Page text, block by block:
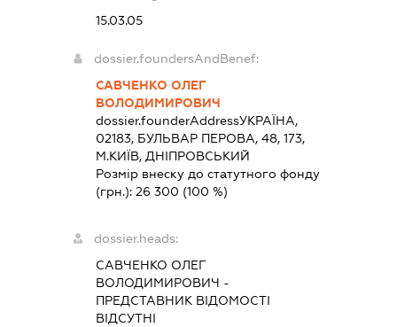
15.03.05
dossier.foundersAndBenef:
САВЧЕНКО ОЛЕГ
ВОЛОДИМИРОВИЧ
dossier.founderAddressУКРАЇНА,
02183, БУЛЬВАР ПЕРОВА, 48, 173,
М.КИЇВ, ДНІПРОВСЬКИЙ
Розмір внеску до статутного фонду
(грн.):26 300 (100 %)
dossier.heads:
САВЧЕНКО ОЛЕГ
ВОЛОДИМИРОВИЧ -
ПРЕДСТАВНИК ВІДОМОСТІ
ВІДСУТНІ